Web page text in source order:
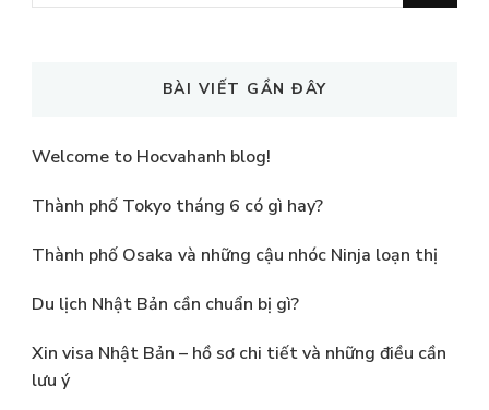
BÀI VIẾT GẦN ĐÂY
Welcome to Hocvahanh blog!
Thành phố Tokyo tháng 6 có gì hay?
Thành phố Osaka và những cậu nhóc Ninja loạn thị
Du lịch Nhật Bản cần chuẩn bị gì?
Xin visa Nhật Bản – hồ sơ chi tiết và những điều cần
lưu ý